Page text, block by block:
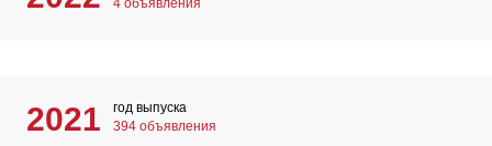
4 объявления
2021
год выпуска
394 объявления